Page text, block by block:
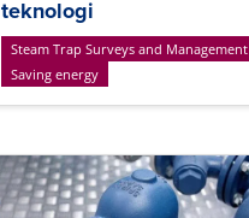
teknologi
Steam Trap Surveys and Management
Saving energy